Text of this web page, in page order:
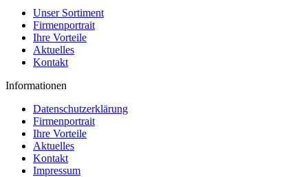
Unser Sortiment
Firmenportrait
Ihre Vorteile
Aktuelles
Kontakt
Informationen
Datenschutzerklärung
Firmenportrait
Ihre Vorteile
Aktuelles
Kontakt
Impressum